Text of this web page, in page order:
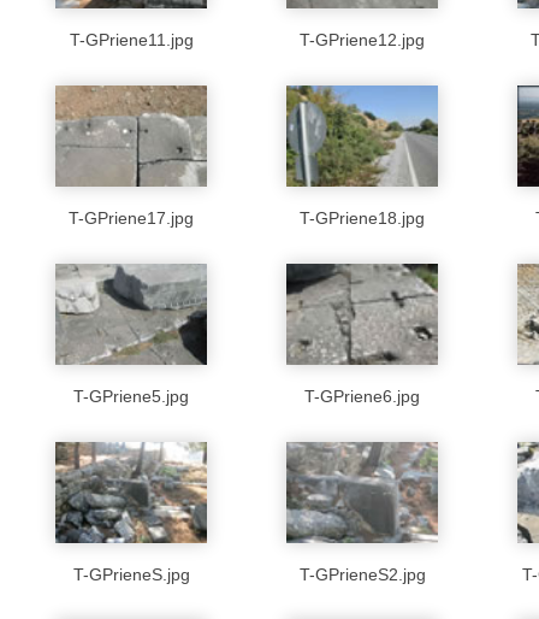
T-GPriene11.jpg T-GPriene12.jpg
T-GPriene17.jpg T-GPriene18.jpg
T-GPriene5.jpg T-GPriene6.jpg
T-GPrieneS.jpg T-GPrieneS2.jpg